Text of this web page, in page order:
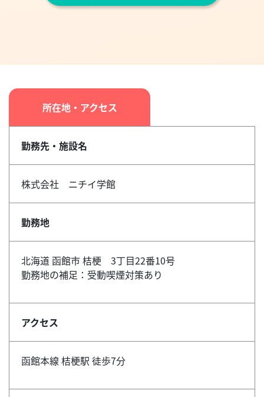
所在地・アクセス
勤務先・施設名
株式会社 ニチイ学館
勤務地
北海道 函館市 桔梗 3丁目22番10号
勤務地の補足：受動喫煙対策あり
アクセス
函館本線 桔梗駅 徒歩7分